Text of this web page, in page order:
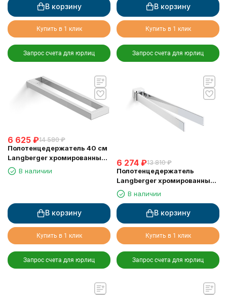
В корзину
Купить в 1 клик
Запрос счета для юрлиц
В корзину
Купить в 1 клик
Запрос счета для юрлиц
6 625 ₽14 580 ₽
Полотенцедержатель 40 см
Langberger хромированный
к стене двойной 30008A
В наличии
В корзину
Купить в 1 клик
Запрос счета для юрлиц
6 274 ₽13 810 ₽
Полотенцедержатель
Langberger хромированный
к стене двойной поворотный
11308A
В наличии
В корзину
Купить в 1 клик
Запрос счета для юрлиц